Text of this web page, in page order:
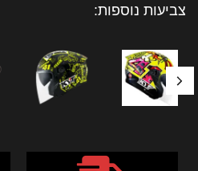
צביעות נוספות: